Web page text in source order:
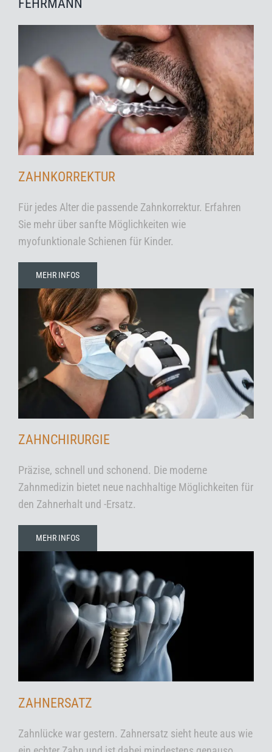
FEHRMANN
ZAHNKORREKTUR
Für jedes Alter die passende Zahnkorrektur. Erfahren
Sie mehr über sanfte Möglichkeiten wie
myofunktionale Schienen für Kinder.
MEHR INFOS
ZAHNCHIRURGIE
Präzise, schnell und schonend. Die moderne
Zahnmedizin bietet neue nachhaltige Möglichkeiten für
den Zahnerhalt und -Ersatz.
MEHR INFOS
ZAHNERSATZ
Zahnlücke war gestern. Zahnersatz sieht heute aus wie